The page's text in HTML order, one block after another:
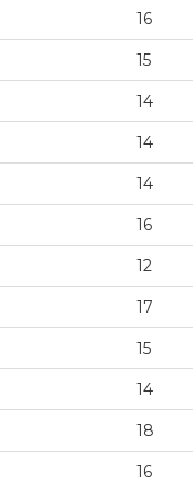
16
15
14
14
14
16
12
17
15
14
18
16